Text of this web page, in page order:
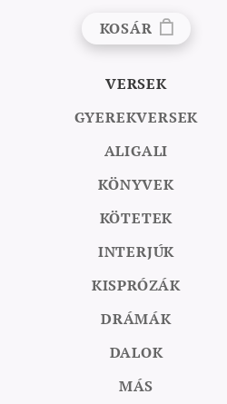
KOSÁR
VERSEK
GYEREKVERSEK
ALIGALI
KÖNYVEK
KÖTETEK
INTERJÚK
KISPRÓZÁK
DRÁMÁK
DALOK
MÁS